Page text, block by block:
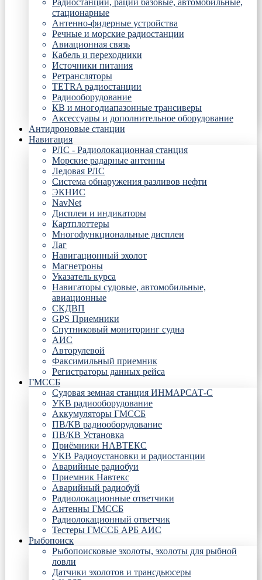
Радиостанции, рации базовые, автомобильные,
стационарные
Антенно-фидерные устройства
Речные и морские радиостанции
Авиационная связь
Кабель и переходники
Источники питания
Ретрансляторы
TETRA радиостанции
Радиооборудование
КВ и многодиапазонные трансиверы
Аксессуары и дополнительное оборудование
Антидроновые станции
Навигация
РЛС - Радиолокационная станция
Морские радарные антенны
Ледовая РЛС
Система обнаружения разливов нефти
ЭКНИС
NavNet
Дисплеи и индикаторы
Картплоттеры
Многофункциональные дисплеи
Лаг
Навигационный эхолот
Магнетроны
Указатель курса
Навигаторы судовые, автомобильные,
авиационные
СКДВП
GPS Приемники
Спутниковый мониторинг судна
АИС
Авторулевой
Факсимильный приемник
Регистраторы данных рейса
ГМССБ
Судовая земная станция ИНМАРСАТ-С
УКВ радиооборудование
Аккумуляторы ГМССБ
ПВ/КВ радиооборудование
ПВ/КВ Установка
Приёмники НАВТЕКС
УКВ Радиоустановки и радиостанции
Аварийные радиобуи
Приемник Навтекс
Аварийный радиобуй
Радиолокационные ответчики
Антенны ГМССБ
Радиолокационный ответчик
Тестеры ГМССБ АРБ АИС
Рыбопоиск
Рыбопоисковые эхолоты, эхолоты для рыбной
ловли
Датчики эхолотов и трансдьюсеры